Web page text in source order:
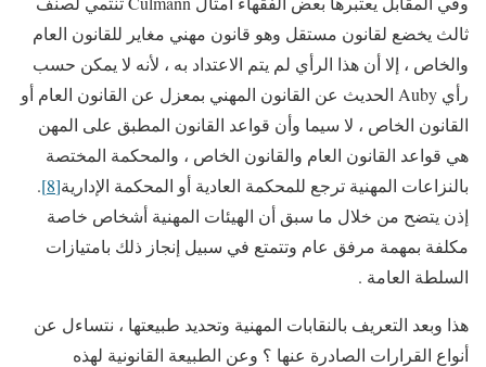
ثالث يخضع لقانون مستقل وهو قانون مهني مغاير للقانون العام
والخاص ، إلا أن هذا الرأي لم يتم الاعتداد به ، لأنه لا يمكن حسب
رأي Auby الحديث عن القانون المهني بمعزل عن القانون العام أو
القانون الخاص ، لا سيما وأن قواعد القانون المطبق على المهن
هي قواعد القانون العام والقانون الخاص ، والمحكمة المختصة
بالنزاعات المهنية ترجع للمحكمة العادية أو المحكمة الإدارية[8]
.
إذن يتضح من خلال ما سبق أن الهيئات المهنية أشخاص خاصة
مكلفة بمهمة مرفق عام وتتمتع في سبيل إنجاز ذلك بامتيازات
السلطة العامة .
هذا وبعد التعريف بالنقابات المهنية وتحديد طبيعتها ، نتساءل عن
أنواع القرارات الصادرة عنها ؟ وعن الطبيعة القانونية لهذه